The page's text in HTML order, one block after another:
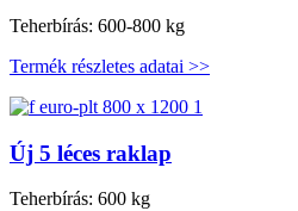
Teherbírás: 600-800 kg
Termék részletes adatai >>
Új 5 léces raklap
Teherbírás: 600 kg